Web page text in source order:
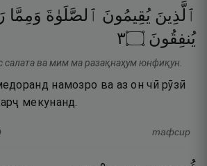
ٱلَّذِينَ يُقِيمُونَ ٱلصَّلَوٰةَ وَمِمَّا
يُنفِقُونَ ۝٣
ва мим ма разақнаҳум юнфиқун.
намозро ва аз он чӣ рӯзӣ
мекунанд.
тафсир